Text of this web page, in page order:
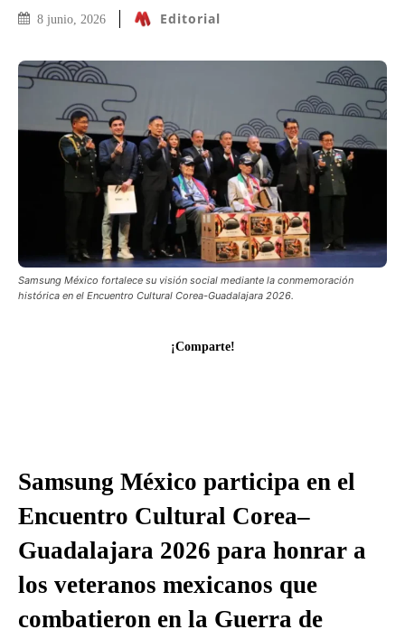
8 junio, 2026 Editorial
Samsung México fortalece su visión social mediante la conmemoración
histórica en el Encuentro Cultural Corea-Guadalajara 2026.
¡Comparte!
Samsung México participa en el
Encuentro Cultural Corea–
Guadalajara 2026 para honrar a
los veteranos mexicanos que
combatieron en la Guerra de